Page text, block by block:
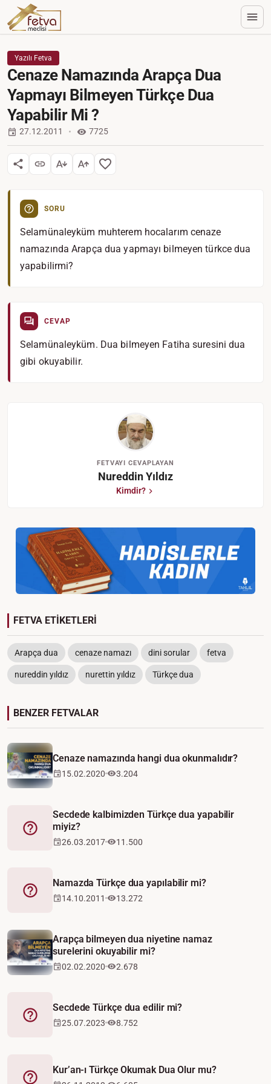
Yazılı Fetva
Cenaze Namazında Arapça Dua
Yapmayı Bilmeyen Türkçe Dua
Yapabilir Mi ?
27.12.2011 7725
SORU
Selamünaleyküm muhterem hocalarım cenaze
namazında Arapça dua yapmayı bilmeyen türkce dua
yapabilirmi?
CEVAP
Selamünaleyküm. Dua bilmeyen Fatiha suresini dua
gibi okuyabilir.
FETVAYI CEVAPLAYAN
Nureddin Yıldız
Kimdir?
FETVA ETİKETLERİ
Arapça dua cenaze namazı dini sorular fetva
nureddin yıldız nurettin yıldız Türkçe dua
BENZER FETVALAR
Cenaze namazında hangi dua okunmalıdır?
15.02.2020 3.204
Fetva
Secdede kalbimizden Türkçe dua yapabilir
miyiz?
26.03.2017 11.500
Fetva
Namazda Türkçe dua yapılabilir mi?
14.10.2011 13.272
Arapça bilmeyen dua niyetine namaz
surelerini okuyabilir mi?
02.02.2020 2.678
Fetva
Secdede Türkçe dua edilir mi?
25.07.2023 8.752
Kur’an-ı Türkçe Okumak Dua Olur mu?